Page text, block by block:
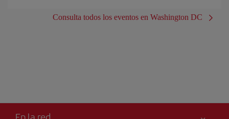
Consulta todos los eventos en Washington DC